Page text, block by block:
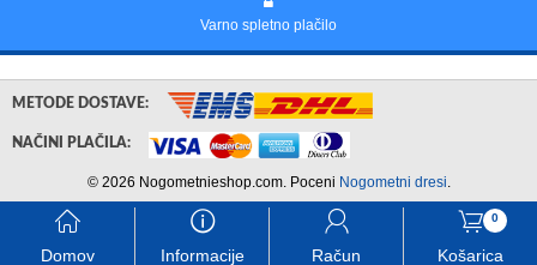
Varno spletno plačilo
󰃱
Domov
󰈢
Informacije
󰃳
Račun
0
󰃦
Košarica
METODE DOSTAVE:
NAČINI PLAČILA:
© 2026 Nogometnieshop.com. Poceni Nogometni dresi.